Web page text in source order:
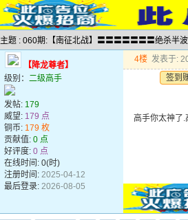
主题 : 060期:【南征北战】〓〓〓〓〓〓〓绝杀半
【降龙尊者】
级别： 二级高手
发帖: 179
威望: 179 点
铜币: 179 枚
贡献值: 0 点
好评度: 0 点
在线时间: 0(时)
注册时间: 2025-04-12
最后登录: 2026-08-05
4楼 发表于:
签到
高手你太神了.